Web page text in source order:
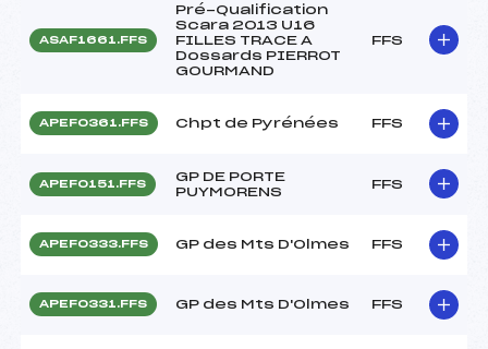
ASAF1661.FFS
Pré-Qualification
Scara 2013 U16
FILLES TRACE A
Dossards PIERROT
GOURMAND
FFS
APEF0361.FFS Chpt de Pyrénées FFS
APEF0151.FFS
GP DE PORTE
PUYMORENS
FFS
APEF0333.FFS GP des Mts D'Olmes FFS
APEF0331.FFS GP des Mts D'Olmes FFS